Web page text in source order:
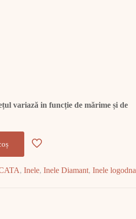
variază in funcție de mărime și de
, Inele, Inele Diamant, Inele logodna